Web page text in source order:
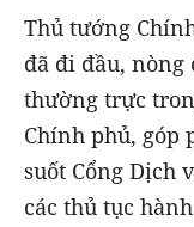
Thủ tướng
đã đi đầu,
thường trực
Chính phủ, góp
suốt Cổng Dịch
các thủ tục